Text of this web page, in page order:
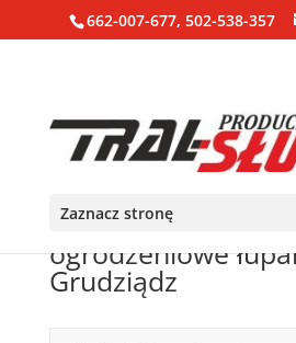
662-007-677, 502-538-357
Zaznacz stronę
Ogrodzenia,
ogrodzeniowe
Grudziądz